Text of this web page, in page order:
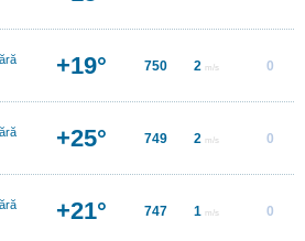
+19° 750 2 m/s 0
+25° 749 2 m/s 0
+21° 747 1 m/s 0